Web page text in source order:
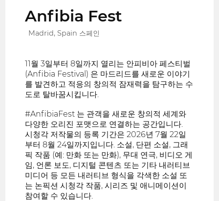
Anfibia Fest
Madrid, Spain 스페인
11월 3일부터 8일까지 열리는 안피비아 페스티벌
(Anfibia Festival) 은 마드리드를 새로운 이야기
를 발견하고 적응의 창의적 잠재력을 탐구하는 수
도로 탈바꿈시킵니다.
#AnfibiaFest 는 관객을 새로운 창의적 세계와
다양한 오리진 포맷으로 연결하는 공간입니다.
시청각 저작물의 등록 기간은 2026년 7월 22일
부터 8월 24일까지입니다. 소설, 단편 소설, 그래
픽 작품 (예: 만화 또는 만화), 무대 연극, 비디오 게
임, 언론 보도, 디지털 콘텐츠 또는 기타 내러티브
미디어 등 모든 내러티브 형식을 각색한 소설 또
는 논픽션 시청각 작품, 시리즈 및 애니메이션이
참여할 수 있습니다.